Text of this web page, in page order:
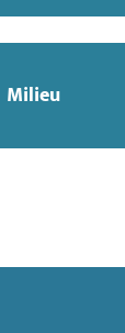
Milieu